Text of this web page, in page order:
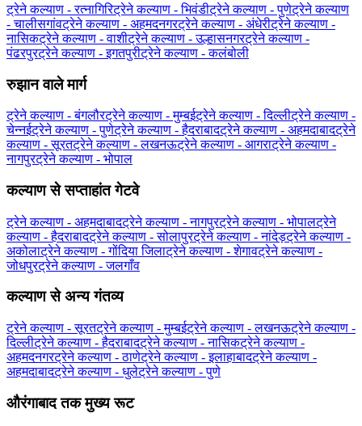
ट्रेने कल्याण - रत्नागिरिट्रेने कल्याण - भिवंडीट्रेने कल्याण - पुणेट्रेने कल्याण
- चालीसगांवट्रेने कल्याण - अहमदनगरट्रेने कल्याण - अंधेरीट्रेने कल्याण -
नासिकट्रेने कल्याण - वाशीट्रेने कल्याण - उल्हासनगरट्रेने कल्याण -
पंढरपुरट्रेने कल्याण - इगतपुरीट्रेने कल्याण - कलंबोली
रुझान वाले मार्ग
ट्रेने कल्याण - बंगलौरट्रेने कल्याण - मुम्बईट्रेने कल्याण - दिल्लीट्रेने कल्याण -
चेन्नईट्रेने कल्याण - पुणेट्रेने कल्याण - हैदराबादट्रेने कल्याण - अहमदाबादट्रेने
कल्याण - सूरतट्रेने कल्याण - लखनऊट्रेने कल्याण - आगराट्रेने कल्याण -
नागपुरट्रेने कल्याण - भोपाल
कल्याण से सप्ताहांत गेटवे
ट्रेने कल्याण - अहमदाबादट्रेने कल्याण - नागपुरट्रेने कल्याण - भोपालट्रेने
कल्याण - हैदराबादट्रेने कल्याण - सोलापुरट्रेने कल्याण - नांदेड़ट्रेने कल्याण -
अकोलाट्रेने कल्याण - गोंदिया जिलाट्रेने कल्याण - शेगावट्रेने कल्याण -
जोधपुरट्रेने कल्याण - जलगाँव
कल्याण से अन्य गंतव्य
ट्रेने कल्याण - सूरतट्रेने कल्याण - मुम्बईट्रेने कल्याण - लखनऊट्रेने कल्याण -
दिल्लीट्रेने कल्याण - हैदराबादट्रेने कल्याण - नासिकट्रेने कल्याण -
अहमदनगरट्रेने कल्याण - ठाणेट्रेने कल्याण - इलाहाबादट्रेने कल्याण -
अहमदाबादट्रेने कल्याण - धुलेट्रेने कल्याण - पुणे
औरंगाबाद तक मुख्य रूट